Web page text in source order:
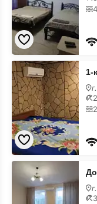
на
карте
1-
комнатная
квартира
Агрба
28
на
карте
1-
Дом
под-
ключ
Приморская